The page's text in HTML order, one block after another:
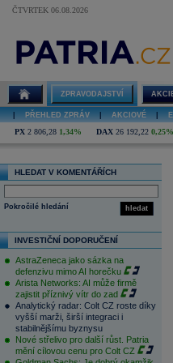
ČTVRTEK 06.08.2026
ZPRAVODAJSTVÍ
PŘEHLED ZPRÁV AKCIOVÉ
PX 2 806,28 1,34% DAX 26 192,22 0,25%
HLEDAT V KOMENTÁŘÍCH
hledat
Pokročilé hledání
INVESTIČNÍ DOPORUČENÍ
AstraZeneca jako sázka na
defenzivu mimo AI horečku
Arista Networks: AI může firmě
zajistit příznivý vítr do zad
Analytický radar: Colt CZ roste díky
vyšší marži, širší integraci i
stabilnějšímu byznysu
Nové střelivo pro další růst. Patria
mění cílovou cenu pro Colt CZ